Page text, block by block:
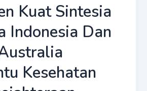
Kuat Sintesia
Indonesia Dan
Kesehatan